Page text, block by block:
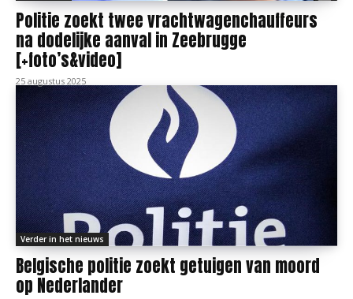
Politie zoekt twee vrachtwagenchauffeurs
na dodelijke aanval in Zeebrugge
[+foto’s&video]
25 augustus 2025
Verder in het nieuws
Belgische politie zoekt getuigen van moord
op Nederlander